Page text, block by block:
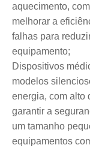
aquecimento,
melhorar a
falhas para
equipamento;
Dispositivos
modelos
energia, com alto
garantir a
um tamanho
equipamentos